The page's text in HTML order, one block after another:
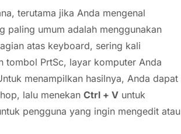
terutama jika Anda mengenal
paling umum adalah menggunakan
atas keyboard, sering kali
tombol PrtSc, layar komputer Anda
menampilkan hasilnya, Anda dapat
lalu menekan Ctrl + V untuk
pengguna yang ingin mengedit atau